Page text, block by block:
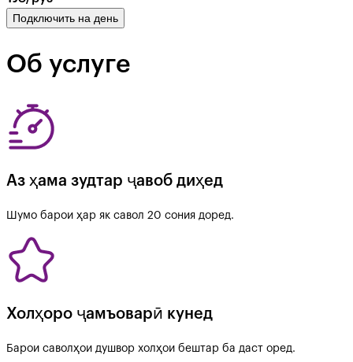
Подключить на день
Об услуге
Аз ҳама зудтар ҷавоб диҳед
Шумо барои ҳар як савол 20 сония доред.
Холҳоро ҷамъоварӣ кунед
Барои саволҳои душвор холҳои бештар ба даст оред.